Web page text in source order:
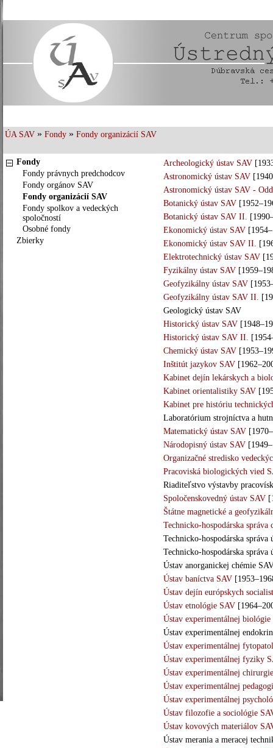
ÚA SAV » Fondy » Fondy organizácií SAV
Fondy
Fondy právnych predchodcov
Fondy orgánov SAV
Fondy organizácií SAV
Fondy spolkov a vedeckých
spoločností
Osobné fondy
Zbierky
Archeologický ústav SAV
Astronomický ústav SAV
Astronomický ústav SAV -
Botanický ústav SAV
Botanický ústav SAV II.
Ekonomický ústav SAV
Ekonomický ústav SAV II.
Elektrotechnický ústav SAV
Fyzikálny ústav SAV
Geofyzikálny ústav SAV
Geofyzikálny ústav SAV II.
Geologický ústav SAV
Historický ústav SAV
Historický ústav SAV II.
Chemický ústav SAV
Inštitút jazykov SAV
Kabinet dejín lekárskych a
Kabinet orientalistiky SAV
Kabinet pre históriu
Laboratórium strojníctva a
Matematický ústav SAV
Národopisný ústav SAV
Organizačné stredisko
Pracoviská biologických vied
Riaditeľstvo výstavby
Spoločenskovedný ústav SAV
Štátne magnetické a
Technicko-hospodárska
Technicko-hospodárska
Technicko-hospodárska
Ústav anorganickej chémie
Ústav baníctva SAV
Ústav dejín európskych
Ústav etnológie SAV
Ústav experimentálnej
Ústav experimentálnej
Ústav experimentálnej
Ústav experimentálnej fyziky
Ústav experimentálnej
Ústav experimentálnej
Ústav experimentálnej
Ústav filozofie a sociológie
Ústav kovových materiálov
Ústav merania a meracej